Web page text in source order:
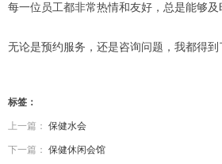
每一位员工都非常热情和友好，总是能够
无论是预约服务，还是咨询问题，我都得到
标签：
上一篇： 保健水会
下一篇： 保健休闲会馆